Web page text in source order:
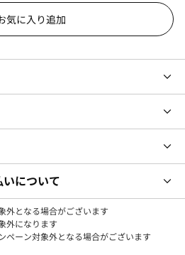
について
外となる場合がございます
外になります
ーン対象外となる場合がございます